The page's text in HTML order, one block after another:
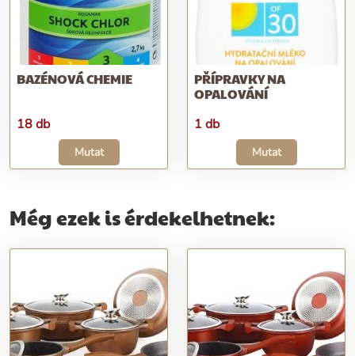
BAZÉNOVÁ CHEMIE
18 db
Mutat
PŘÍPRAVKY NA
OPALOVÁNÍ
1 db
Mutat
Még ezek is érdekelhetnek: